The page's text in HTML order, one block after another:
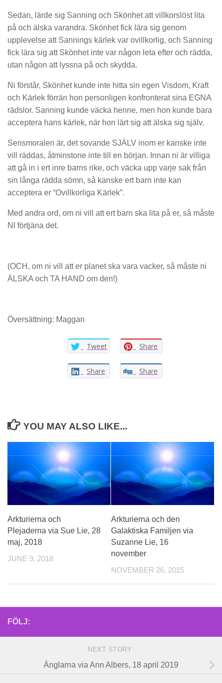
Sedan, lärde sig Sanning och Skönhet att villkorslöst lita
på och älska varandra. Skönhet fick lära sig genom
upplevelse att Sannings kärlek var ovillkorlig, och Sanning
fick lära sig att Skönhet inte var någon leta efter och rädda,
utan någon att lyssna på och skydda.
Ni förstår, Skönhet kunde inte hitta sin egen Visdom, Kraft
och Kärlek förrän hon personligen konfronterat sina EGNA
rädslor. Sanning kunde väcka henne, men hon kunde bara
acceptera hans kärlek, när hon lärt sig att älska sig själv.
Sensmoralen är, det sovande SJÄLV inom er kanske inte
vill räddas, åtminstone inte till en början. Innan ni är villiga
att gå in i ert inre barns rike, och väcka upp varje sak från
sin långa rädda sömn, så kanske ert barn inte kan
acceptera er “Ovillkorliga Kärlek”.
Med andra ord, om ni vill att ert barn ska lita på er, så måste
NI förtjäna det.
(OCH, om ni vill att er planet ska vara vacker, så måste ni
ÄLSKA och TA HAND om den!)
Översättning: Maggan
Tweet Share
Share Share
YOU MAY ALSO LIKE...
Arkturierna och
Plejaderna via Sue Lie, 28
maj, 2018
JUNE 9, 2018
Arkturierna och den
Galaktiska Familjen via
Suzanne Lie, 16
november
NOVEMBER 26, 2015
FÖLJ:
NEXT STORY
Änglarna via Ann Albers, 18 april 2019